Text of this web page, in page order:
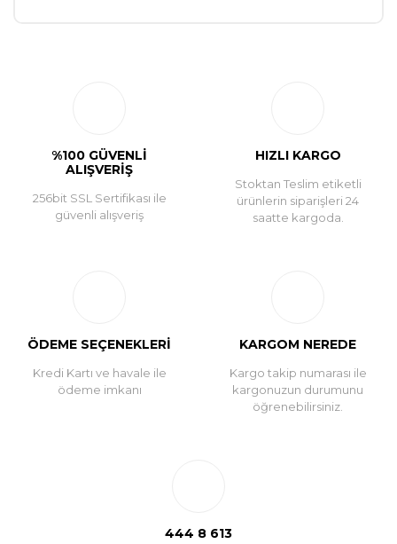
%100 GÜVENLİ
ALIŞVERİŞ
256bit SSL Sertifikası ile
güvenli alışveriş
HIZLI KARGO
Stoktan Teslim etiketli
ürünlerin siparişleri 24
saatte kargoda.
ÖDEME SEÇENEKLERİ
Kredi Kartı ve havale ile
ödeme imkanı
KARGOM NEREDE
Kargo takip numarası ile
kargonuzun durumunu
öğrenebilirsiniz.
444 8 613